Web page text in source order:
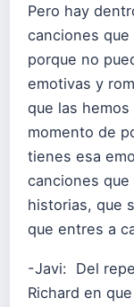
Pero hay
canciones
porque no
emotivas y
que las
momento de
tienes esa
canciones
historias, que
que entres a
-Javi: Del
Richard en